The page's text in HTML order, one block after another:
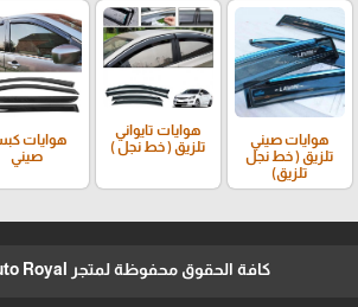
هوايات صيني
تلزيق ( خط نجل
تلزيق)
هوايات تايواني
تلزيق ( خط نجل )
هوايات
صيني
كافة الحقوق محفوظة لمتجر Auto Royal ©